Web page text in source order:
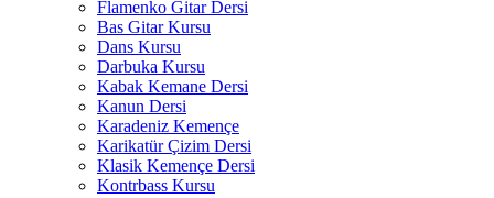
Flamenko Gitar Dersi
Bas Gitar Kursu
Dans Kursu
Darbuka Kursu
Kabak Kemane Dersi
Kanun Dersi
Karadeniz Kemençe
Karikatür Çizim Dersi
Klasik Kemençe Dersi
Kontrbass Kursu